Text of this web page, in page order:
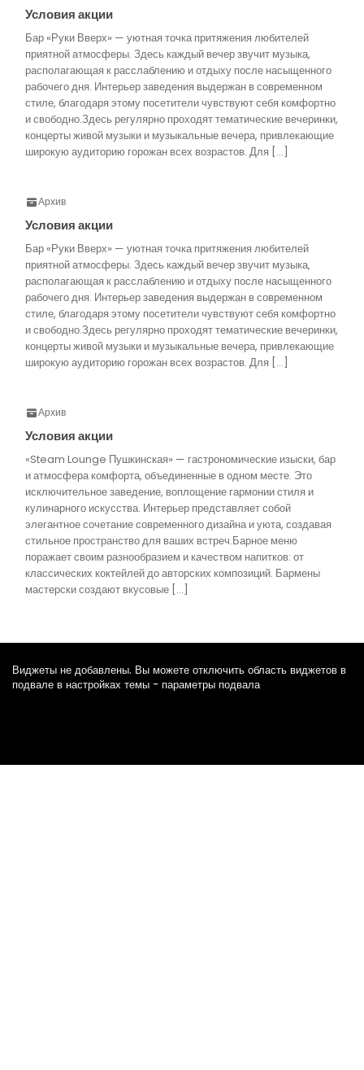
Условия акции
Бар «Руки Вверх» — уютная точка притяжения любителей
приятной атмосферы. Здесь каждый вечер звучит музыка,
располагающая к расслаблению и отдыху после насыщенного
рабочего дня. Интерьер заведения выдержан в современном
стиле, благодаря этому посетители чувствуют себя комфортно
и свободно.Здесь регулярно проходят тематические вечеринки,
концерты живой музыки и музыкальные вечера, привлекающие
широкую аудиторию горожан всех возрастов. Для […]
Архив
Условия акции
Бар «Руки Вверх» — уютная точка притяжения любителей
приятной атмосферы. Здесь каждый вечер звучит музыка,
располагающая к расслаблению и отдыху после насыщенного
рабочего дня. Интерьер заведения выдержан в современном
стиле, благодаря этому посетители чувствуют себя комфортно
и свободно.Здесь регулярно проходят тематические вечеринки,
концерты живой музыки и музыкальные вечера, привлекающие
широкую аудиторию горожан всех возрастов. Для […]
Архив
Условия акции
«Steam Lounge Пушкинская» — гастрономические изыски, бар
и атмосфера комфорта, объединенные в одном месте. Это
исключительное заведение, воплощение гармонии стиля и
кулинарного искусства. Интерьер представляет собой
элегантное сочетание современного дизайна и уюта, создавая
стильное пространство для ваших встреч.Барное меню
поражает своим разнообразием и качеством напитков: от
классических коктейлей до авторских композиций. Бармены
мастерски создают вкусовые […]
Виджеты не добавлены. Вы можете отключить область виджетов в
подвале в настройках темы - параметры подвала